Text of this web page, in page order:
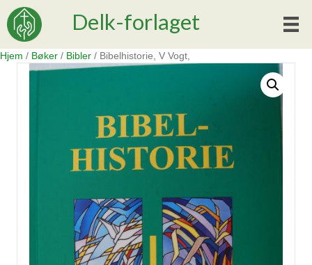
Delk-forlaget
Hjem / Bøker / Bibler / Bibelhistorie, V Vogt,